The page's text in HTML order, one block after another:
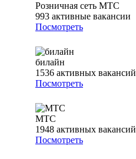
Розничная сеть МТС
993 активные вакансии
Посмотреть
билайн
1536 активных вакансий
Посмотреть
МТС
1948 активных вакансий
Посмотреть